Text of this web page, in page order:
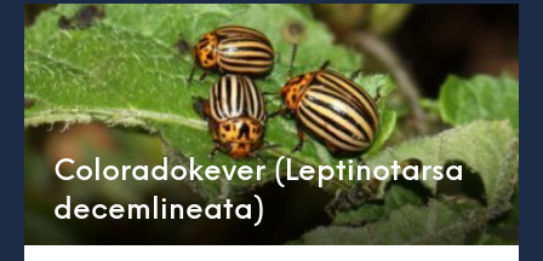
Coloradokever (Leptinotarsa
decemlineata)